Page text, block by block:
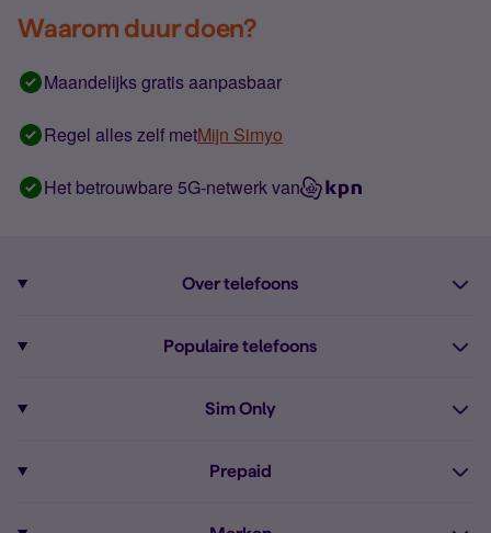
Waarom duur doen?
Maandelijks gratis aanpasbaar
Regel alles zelf metMijn Simyo
Het betrouwbare 5G-netwerk van
Over telefoons
Alle telefoons
Populaire telefoons
iPhone 16
Sim Only
Prepaid